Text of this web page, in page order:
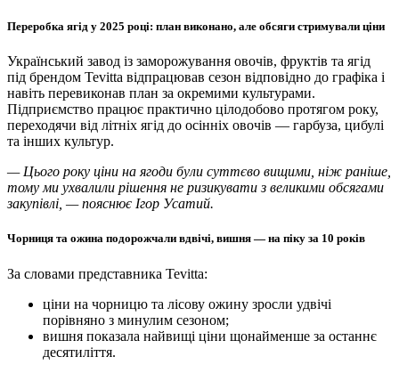
Переробка ягід у 2025 році: план виконано, але обсяги стримували ціни
Український завод із заморожування овочів, фруктів та ягід
під брендом Tevitta відпрацював сезон відповідно до графіка і
навіть перевиконав план за окремими культурами.
Підприємство працює практично цілодобово протягом року,
переходячи від літніх ягід до осінніх овочів — гарбуза, цибулі
та інших культур.
— Цього року ціни на ягоди були суттєво вищими, ніж раніше,
тому ми ухвалили рішення не ризикувати з великими обсягами
закупівлі, — пояснює Ігор Усатий.
Чорниця та ожина подорожчали вдвічі, вишня — на піку за 10 років
За словами представника Tevitta:
ціни на чорницю та лісову ожину зросли удвічі
порівняно з минулим сезоном;
вишня показала найвищі ціни щонайменше за останнє
десятиліття.